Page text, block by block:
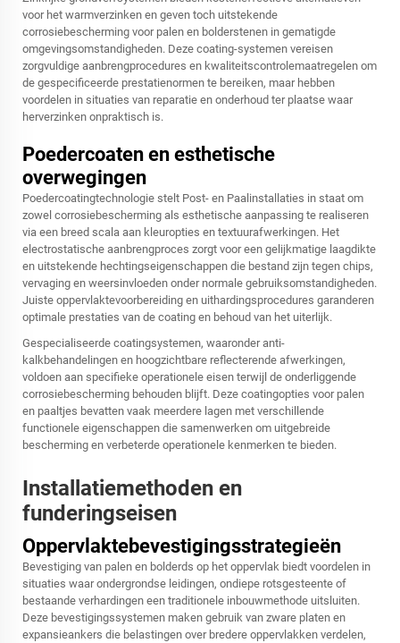
voor het warmverzinken en geven toch uitstekende
corrosiebescherming voor palen en bolderstenen in gematigde
omgevingsomstandigheden. Deze coating-systemen vereisen
zorgvuldige aanbrengprocedures en kwaliteitscontrolemaatregelen om
de gespecificeerde prestatienormen te bereiken, maar hebben
voordelen in situaties van reparatie en onderhoud ter plaatse waar
herverzinken onpraktisch is.
Poedercoaten en esthetische
overwegingen
Poedercoatingtechnologie stelt Post- en Paalinstallaties in staat om
zowel corrosiebescherming als esthetische aanpassing te realiseren
via een breed scala aan kleuropties en textuurafwerkingen. Het
electrostatische aanbrengproces zorgt voor een gelijkmatige laagdikte
en uitstekende hechtingseigenschappen die bestand zijn tegen chips,
vervaging en weersinvloeden onder normale gebruiksomstandigheden.
Juiste oppervlaktevoorbereiding en uithardingsprocedures garanderen
optimale prestaties van de coating en behoud van het uiterlijk.
Gespecialiseerde coatingsystemen, waaronder anti-
kalkbehandelingen en hoogzichtbare reflecterende afwerkingen,
voldoen aan specifieke operationele eisen terwijl de onderliggende
corrosiebescherming behouden blijft. Deze coatingopties voor palen
en paaltjes bevatten vaak meerdere lagen met verschillende
functionele eigenschappen die samenwerken om uitgebreide
bescherming en verbeterde operationele kenmerken te bieden.
Installatiemethoden en
funderingseisen
Oppervlaktebevestigingsstrategieën
Bevestiging van palen en bolderds op het oppervlak biedt voordelen in
situaties waar ondergrondse leidingen, ondiepe rotsgesteente of
bestaande verhardingen een traditionele inbouwmethode uitsluiten.
Deze bevestigingssystemen maken gebruik van zware platen en
expansieankers die belastingen over bredere oppervlakken verdelen,